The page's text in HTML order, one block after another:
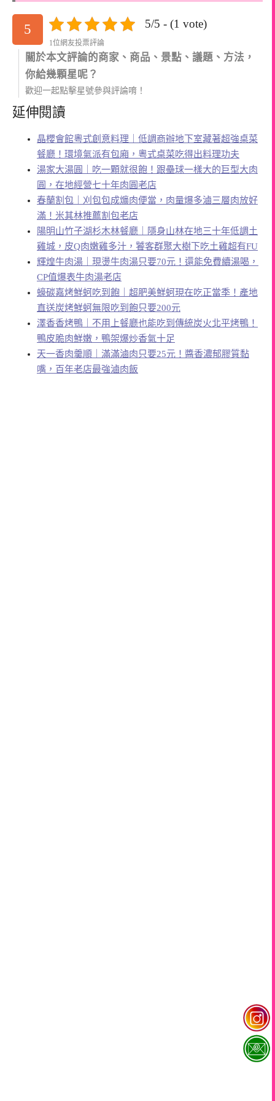
5 5/5 - (1 vote)
1位網友投票評論
關於本文評論的商家、商品、景點、議題、方法，
你給幾顆星呢？
歡迎一起點擊星號參與評論唷！
延伸閱讀
晶櫻會館粵式創意料理｜低調商辦地下室藏著超強桌菜
餐廳！環境氣派有包廂，粵式桌菜吃得出料理功夫
湯家大湯圓｜吃一顆就很飽！跟壘球一樣大的巨型大肉
圓，在地經營七十年肉圓老店
春蘭割包｜刈包包成爌肉便當，肉量爆多滷三層肉放好
滿！米其林推薦割包老店
陽明山竹子湖杉木林餐廳｜隱身山林在地三十年低調土
雞城，皮Q肉嫩雞多汁，饕客群聚大樹下吃土雞超有FU
輝煌牛肉湯｜現燙牛肉湯只要70元！還能免費續湯喝，
CP值爆表牛肉湯老店
蠔碳嘉烤鮮蚵吃到飽｜超肥美鮮蚵現在吃正當季！產地
直送炭烤鮮蚵無限吃到飽只要200元
澤香香烤鴨｜不用上餐廳也能吃到傳統炭火北平烤鴨！
鴨皮脆肉鮮嫩，鴨架爆炒香氣十足
天一香肉羹順｜滿滿滷肉只要25元！醬香濃郁膠質黏
嘴，百年老店最強滷肉飯